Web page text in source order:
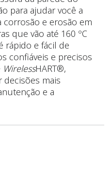
para ajudar você a
e erosão em
que vão até 160 ºC
rápido e fácil de
confiáveis e precisos
WirelessHART®,
decisões mais
e a